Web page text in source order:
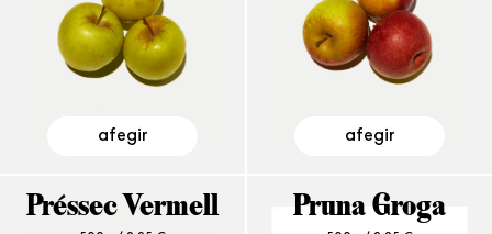
afegir afegir
Préssec Vermell Pruna Groga